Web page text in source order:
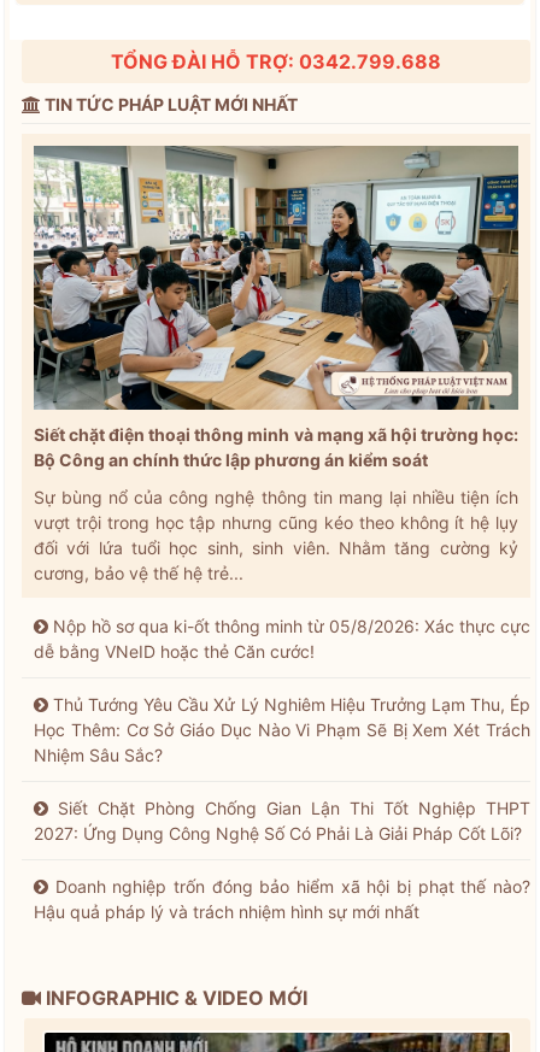
TỔNG ĐÀI HỖ TRỢ: 0342.799.688
TIN TỨC PHÁP LUẬT MỚI NHẤT
Siết chặt điện thoại thông minh và mạng xã hội trường học:
Bộ Công an chính thức lập phương án kiểm soát
Sự bùng nổ của công nghệ thông tin mang lại nhiều tiện ích
vượt trội trong học tập nhưng cũng kéo theo không ít hệ lụy
đối với lứa tuổi học sinh, sinh viên. Nhằm tăng cường kỷ
cương, bảo vệ thế hệ trẻ...
Nộp hồ sơ qua ki-ốt thông minh từ 05/8/2026: Xác thực cực
dễ bằng VNeID hoặc thẻ Căn cước!
Thủ Tướng Yêu Cầu Xử Lý Nghiêm Hiệu Trưởng Lạm Thu, Ép
Học Thêm: Cơ Sở Giáo Dục Nào Vi Phạm Sẽ Bị Xem Xét Trách
Nhiệm Sâu Sắc?
Siết Chặt Phòng Chống Gian Lận Thi Tốt Nghiệp THPT
2027: Ứng Dụng Công Nghệ Số Có Phải Là Giải Pháp Cốt Lõi?
Doanh nghiệp trốn đóng bảo hiểm xã hội bị phạt thế nào?
Hậu quả pháp lý và trách nhiệm hình sự mới nhất
INFOGRAPHIC & VIDEO MỚI